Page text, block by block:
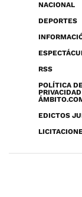
NACIONAL
DEPORTES
RSS
POLÍTICA
EDICTOS